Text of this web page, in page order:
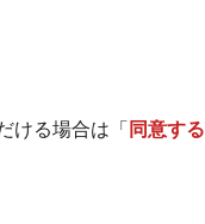
ける場合は「 同意する